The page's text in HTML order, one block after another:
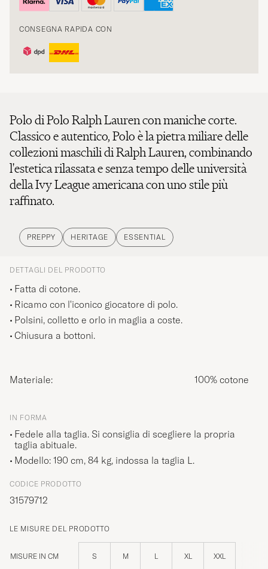
CONSEGNA RAPIDA CON
Polo di Polo Ralph Lauren con maniche corte.
Classico e autentico, Polo è la pietra miliare delle
collezioni maschili di Ralph Lauren, combinando
l'estetica rilassata e senza tempo delle università
della Ivy League americana con uno stile più
raffinato.
PREPPY HERITAGE ESSENTIAL
DETTAGLI DEL PRODOTTO
Fatta di cotone.
Ricamo con l'iconico giocatore di polo.
Polsini, colletto e orlo in maglia a coste.
Chiusura a bottoni.
Materiale: 100% cotone
IN FORMA
Fedele alla taglia. Si consiglia di scegliere la propria
taglia abituale.
Modello: 190 cm, 84 kg, indossa la taglia L.
CODICE PRODOTTO
31579712
LE MISURE DEL PRODOTTO
MISURE IN CM S M L XL XXL